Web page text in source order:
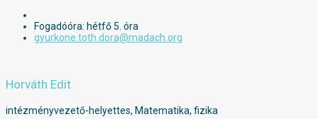
Fogadóóra: hétfő 5. óra
gyurkone.toth.dora@madach.org
Horváth Edit
intézményvezető-helyettes, Matematika, fizika